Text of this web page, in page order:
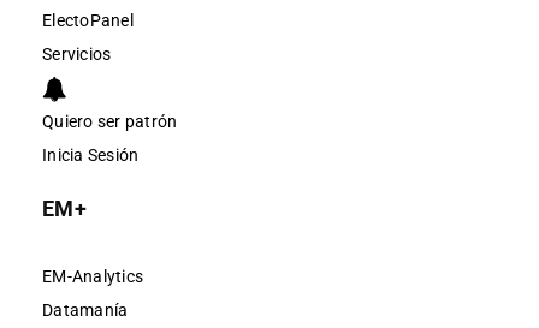
ElectoPanel
Servicios
Quiero ser patrón
Inicia Sesión
EM+
EM-Analytics
Datamanía